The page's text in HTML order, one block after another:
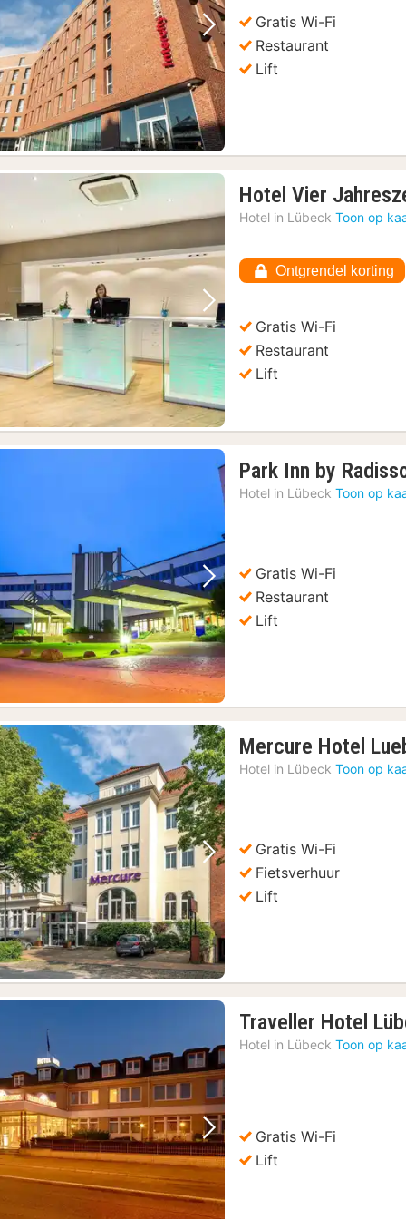
Vorige foto Volgende foto
Gratis Wi-Fi
Restaurant
Lift
Vorige foto Volgende foto
Hotel Vier
Hotel in Lübeck Toon op
Ontgrendel korting
Gratis Wi-Fi
Restaurant
Lift
Vorige foto Volgende foto
Park Inn by
Hotel in Lübeck Toon op
Gratis Wi-Fi
Restaurant
Lift
Vorige foto Volgende foto
Mercure Hotel
Hotel in Lübeck Toon op
Gratis Wi-Fi
Fietsverhuur
Lift
Vorige foto Volgende foto
Traveller Hotel
Hotel in Lübeck Toon op
Gratis Wi-Fi
Lift